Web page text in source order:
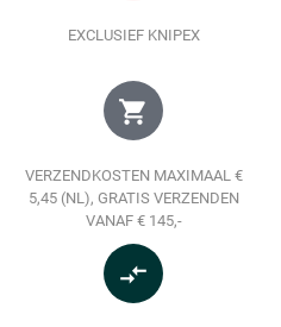
EXCLUSIEF KNIPEX
shopping_cart
VERZENDKOSTEN MAXIMAAL €
5,45 (NL), GRATIS VERZENDEN
VANAF € 145,-
compare_arrows